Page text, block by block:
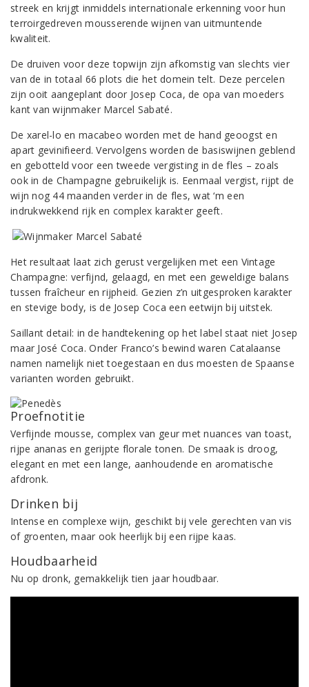
streek en krijgt inmiddels internationale erkenning voor hun
terroirgedreven mousserende wijnen van uitmuntende
kwaliteit.
De druiven voor deze topwijn zijn afkomstig van slechts vier
van de in totaal 66 plots die het domein telt. Deze percelen
zijn ooit aangeplant door Josep Coca, de opa van moeders
kant van wijnmaker Marcel Sabaté.
De xarel-lo en macabeo worden met de hand geoogst en
apart gevinifieerd. Vervolgens worden de basiswijnen geblend
en gebotteld voor een tweede vergisting in de fles – zoals
ook in de Champagne gebruikelijk is. Eenmaal vergist, rijpt de
wijn nog 44 maanden verder in de fles, wat ‘m een
indrukwekkend rijk en complex karakter geeft.
Het resultaat laat zich gerust vergelijken met een Vintage
Champagne: verfijnd, gelaagd, en met een geweldige balans
tussen fraîcheur en rijpheid. Gezien z’n uitgesproken karakter
en stevige body, is de Josep Coca een eetwijn bij uitstek.
Saillant detail: in de handtekening op het label staat niet Josep
maar José Coca. Onder Franco’s bewind waren Catalaanse
namen namelijk niet toegestaan en dus moesten de Spaanse
varianten worden gebruikt.
Proefnotitie
Verfijnde mousse, complex van geur met nuances van toast,
rijpe ananas en gerijpte florale tonen. De smaak is droog,
elegant en met een lange, aanhoudende en aromatische
afdronk.
Drinken bij
Intense en complexe wijn, geschikt bij vele gerechten van vis
of groenten, maar ook heerlijk bij een rijpe kaas.
Houdbaarheid
Nu op dronk, gemakkelijk tien jaar houdbaar.